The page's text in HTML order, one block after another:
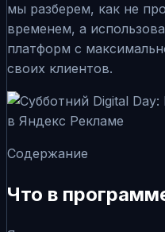
мы разберем, как не
временем, а
платформ с
своих клиентов.
Содержание
Что в